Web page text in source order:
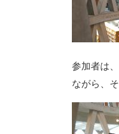
参加者は
ながら、